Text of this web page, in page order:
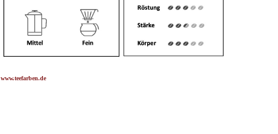
www.teefarben.de